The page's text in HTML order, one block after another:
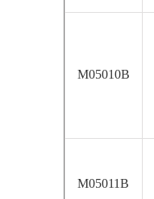
М05010В
М05011В